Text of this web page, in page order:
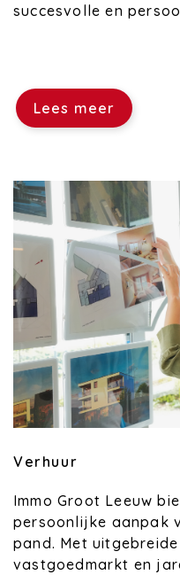
succesvolle en
Lees meer
Verhuur
Immo Groot Leeuw
persoonlijke aanpak
pand. Met
vastgoedmarkt en